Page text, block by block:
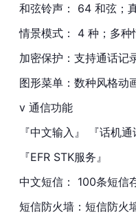
和弦铃声： 64 和弦；
情景模式： 4 种；多种
加密保护：支持通话记
图形菜单：数种风格动
v 通信功能
『中文输入』 『话机
『EFR STK服务』
中文短信： 100条短信
短信防火墙：短信防火